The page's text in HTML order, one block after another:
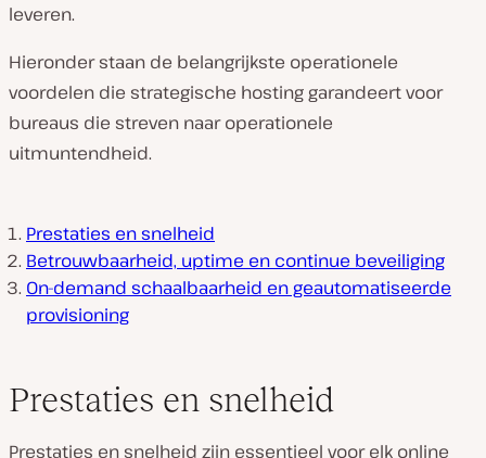
leveren.
Hieronder staan de belangrijkste operationele
voordelen die strategische hosting garandeert voor
bureaus die streven naar operationele
uitmuntendheid.
Prestaties en snelheid
Betrouwbaarheid, uptime en continue beveiliging
On-demand schaalbaarheid en geautomatiseerde
provisioning
Prestaties en snelheid
Prestaties en snelheid zijn essentieel voor elk online